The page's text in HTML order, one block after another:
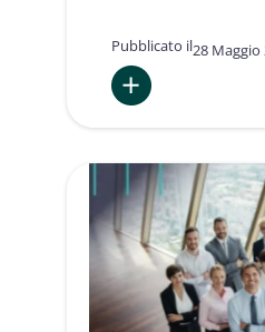
Pubblicato il28 Maggio
Toc
è?
Un
nuovo
livello
di
fiducia.
Onboarding